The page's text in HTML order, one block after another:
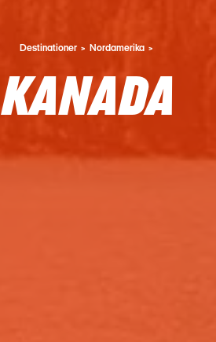
Destinationer Nordamerika
KANADA